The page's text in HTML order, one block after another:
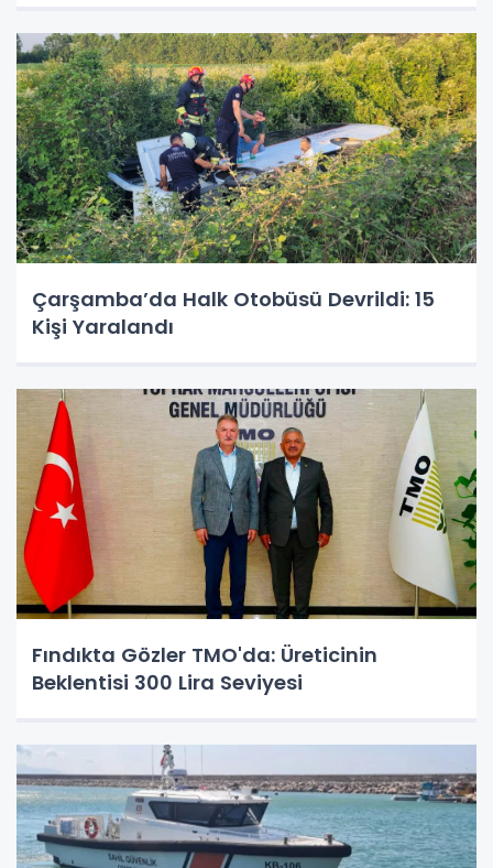
Çarşamba’da Halk Otobüsü Devrildi: 15
Kişi Yaralandı
Fındıkta Gözler TMO'da: Üreticinin
Beklentisi 300 Lira Seviyesi